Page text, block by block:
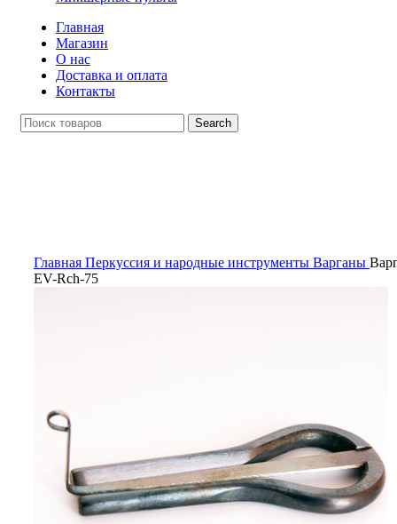
Главная
Магазин
О нас
Доставка и оплата
Контакты
Search
Главная Перкуссия и народные инструменты Варганы
EV-Rch-75